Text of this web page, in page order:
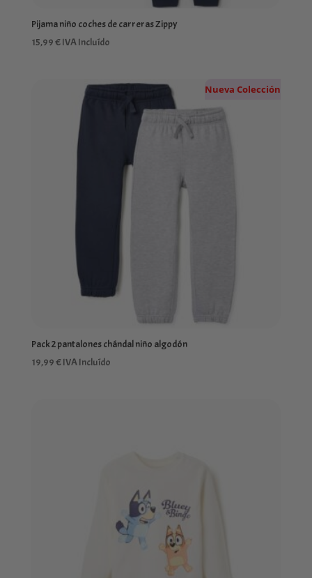
Pijama niño coches de carreras Zippy
15,99€IVA Incluído
Nueva Colección
Pack 2 pantalones chándal niño algodón
19,99€IVA Incluído